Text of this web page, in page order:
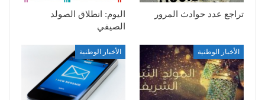
تراجع عدد حوادث المرور
اليوم: انطلاق الصولد
الصيفي
الأخبار الوطنية الأخبار الوطنية